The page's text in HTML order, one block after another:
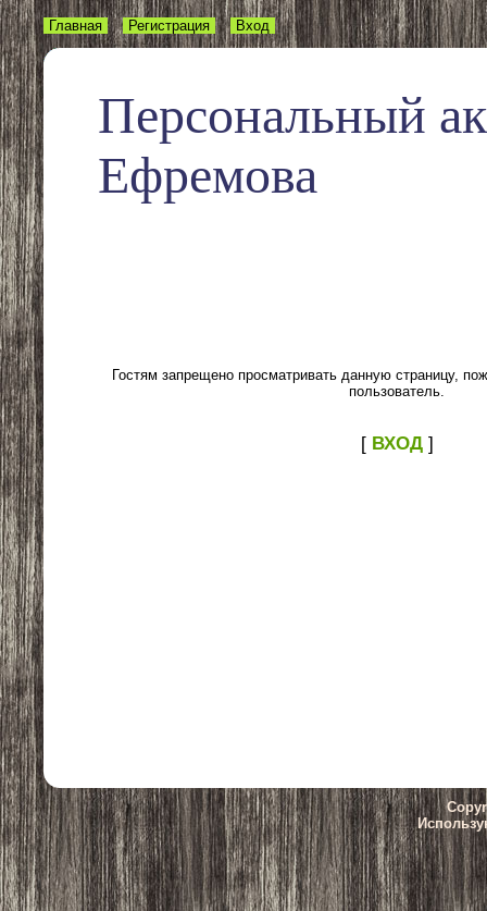
Персональный
Ефремова
Главная Регистрация Вход
Гостям запрещено просматривать данную страницу,
пользователь.
[ ВХОД]